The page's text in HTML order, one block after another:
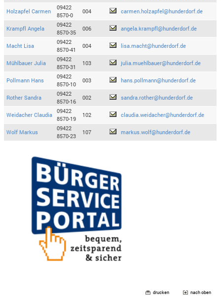
Holzapfel Carmen
09422
8570-0
004 carmen.holzapfel@hunderdorf.de
Krampfl Angela
09422
8570-35
006 angela.krampfl@hunderdorf.de
Macht Lisa
09422
8570-41
004 lisa.macht@hunderdorf.de
Mühlbauer Julia
09422
8570-31
103 julia.muehlbauer@hunderdorf.de
Pollmann Hans
09422
8570-10
003 hans.pollmann@hunderdorf.de
Rother Sandra
09422
8570-16
002 sandra.rother@hunderdorf.de
Weidacher Claudia
09422
8570-19
102 claudia.weidacher@hunderdorf.de
Wolf Markus
09422
8570-23
107 markus.wolf@hunderdorf.de
drucken nach oben